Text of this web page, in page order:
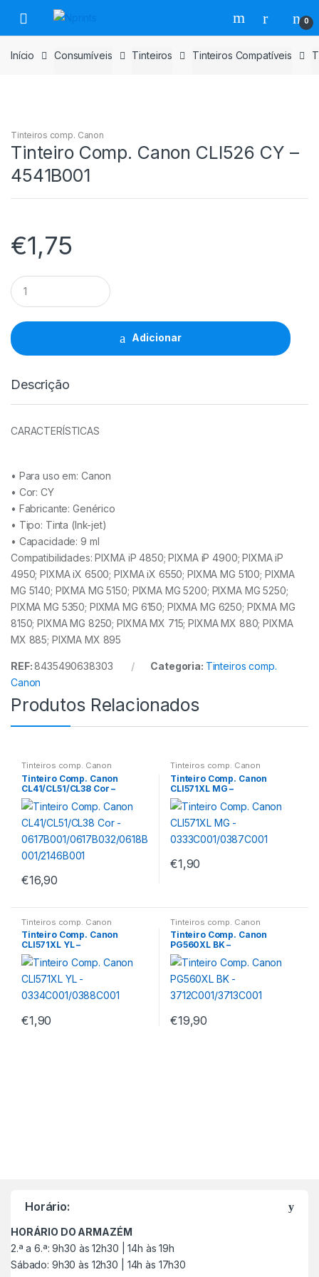
para
navegação
para
o
conteúdo
0
Início Consumíveis Tinteiros Tinteiros Compatíveis
Tinteiros comp. Canon
Tinteiro Comp. Canon CLI526 CY –
4541B001
€1,75
Tinteiro
Comp.
Canon
CLI526
CY
-
4541B001
Adicionar
Descrição
CARACTERÍSTICAS
• Para uso em: Canon
• Cor:CY
• Fabricante:Genérico
• Tipo: Tinta (Ink-jet)
• Capacidade:9 ml
Compatibilidades: PIXMA iP 4850; PIXMA iP 4900; PIXMA iP
4950; PIXMA iX 6500; PIXMA iX 6550; PIXMA MG 5100; PIXMA
MG 5140; PIXMA MG 5150; PIXMA MG 5200; PIXMA MG 5250;
PIXMA MG 5350; PIXMA MG 6150; PIXMA MG 6250; PIXMA MG
8150; PIXMA MG 8250; PIXMA MX 715; PIXMA MX 880; PIXMA
MX 885; PIXMA MX 895
REF:8435490638303 Categoria: Tinteiros comp.
Canon
Produtos Relacionados
Tinteiros comp. Canon
Tinteiro Comp. Canon
CL41/CL51/CL38 Cor –
0617B001/0617B032/0618B
001/2146B001
€16,90
Tinteiros comp. Canon
Tinteiro Comp. Canon
CLI571XL MG –
0333C001/0387C001
€1,90
Tinteiros comp. Canon
Tinteiro Comp. Canon
CLI571XL YL –
0334C001/0388C001
€1,90
Tinteiros comp. Canon
Tinteiro Comp. Canon
PG560XL BK –
3712C001/3713C001
€19,90
Horário:
HORÁRIO DO ARMAZÉM
2.ª a 6.ª: 9h30 às 12h30 | 14h às 19h
Sábado: 9h30 às 12h30 | 14h às 17h30